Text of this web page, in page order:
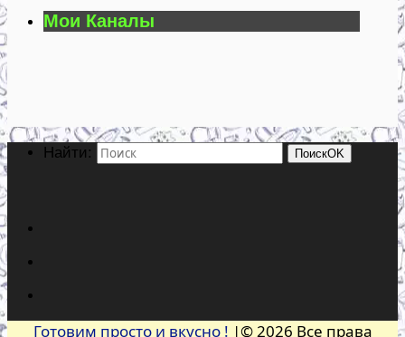
Мои Каналы
Найти: ПоискOK
Готовим просто и вкусно ! |© 2026 Все права